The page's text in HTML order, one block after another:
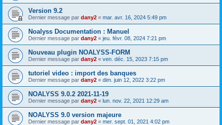
Version 9.2
Dernier message par dany2 « mar. avr. 16, 2024 5:49 pm
Noalyss Documentation : Manuel
Dernier message par dany2 « jeu. févr. 08, 2024 7:21 pm
Nouveau plugin NOALYSS-FORM
Dernier message par dany2 « ven. déc. 15, 2023 7:15 pm
tutoriel video : import des banques
Dernier message par dany2 « dim. juin 12, 2022 3:22 pm
NOALYSS 9.0.2 2021-11-19
Dernier message par dany2 « lun. nov. 22, 2021 12:29 am
NOALYSS 9.0 version majeure
Dernier message par dany2 « mer. sept. 01, 2021 4:02 pm